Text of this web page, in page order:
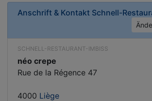
Anschrift & Kontakt Schnell-
SCHNELL-RESTAURANT-IMBISS
néo crepe
Rue de la Régence 47
4000 Liège